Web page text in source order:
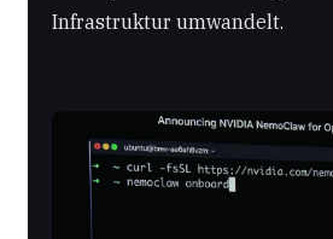
Infrastruktur umwandelt.